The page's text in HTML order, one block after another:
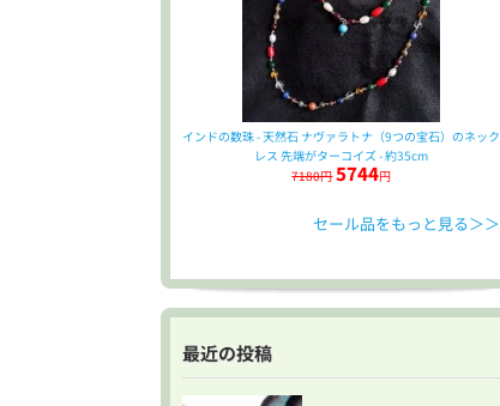
インドの数珠 - 天然石 ナヴァラトナ（9つの宝石）のネック
レス 先端がターコイズ - 約35cm
7180円5744円
セール品をもっと見る＞＞
最近の投稿